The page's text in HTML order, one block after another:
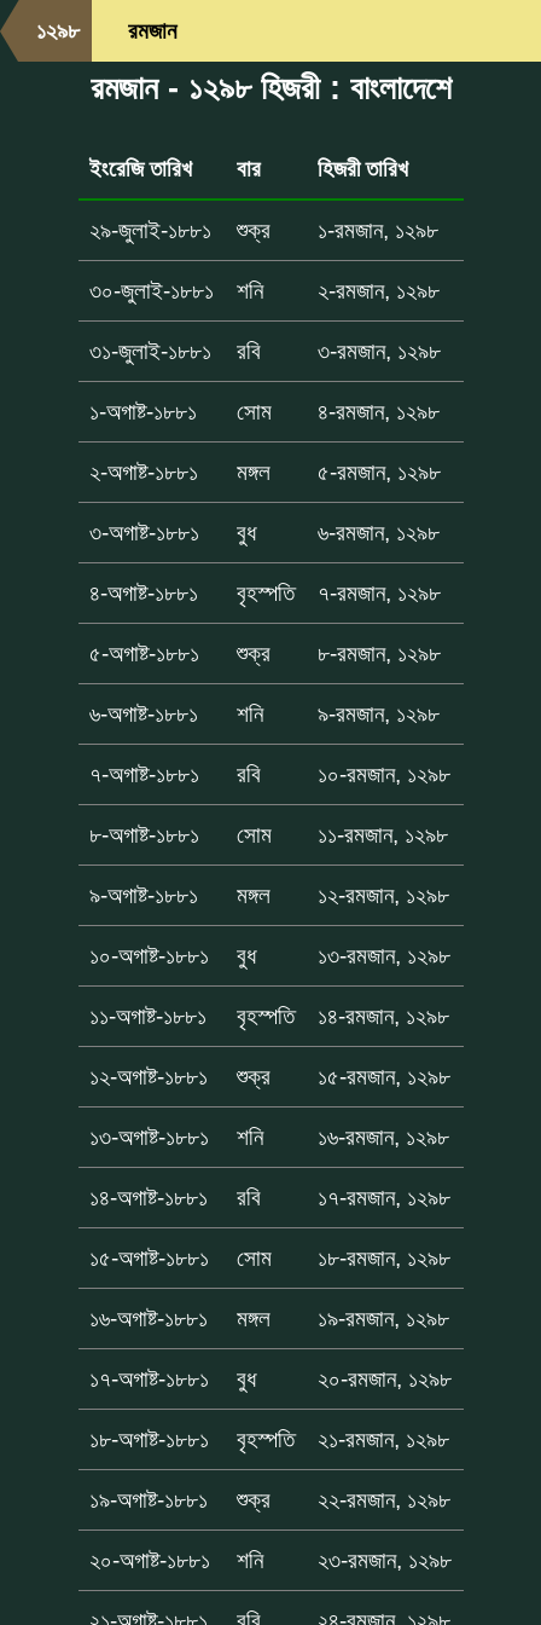
১২৯৮ রমজান
রমজান - ১২৯৮ হিজরী : বাংলাদেশে
ইংরেজি তারিখ বার হিজরী তারিখ
২৯-জুলাই-১৮৮১ শুক্র ১-রমজান, ১২৯৮
৩০-জুলাই-১৮৮১ শনি ২-রমজান, ১২৯৮
৩১-জুলাই-১৮৮১ রবি ৩-রমজান, ১২৯৮
১-অগাষ্ট-১৮৮১ সোম ৪-রমজান, ১২৯৮
২-অগাষ্ট-১৮৮১ মঙ্গল ৫-রমজান, ১২৯৮
৩-অগাষ্ট-১৮৮১ বুধ ৬-রমজান, ১২৯৮
৪-অগাষ্ট-১৮৮১ বৃহস্পতি ৭-রমজান, ১২৯৮
৫-অগাষ্ট-১৮৮১ শুক্র ৮-রমজান, ১২৯৮
৬-অগাষ্ট-১৮৮১ শনি ৯-রমজান, ১২৯৮
৭-অগাষ্ট-১৮৮১ রবি ১০-রমজান, ১২৯৮
৮-অগাষ্ট-১৮৮১ সোম ১১-রমজান, ১২৯৮
৯-অগাষ্ট-১৮৮১ মঙ্গল ১২-রমজান, ১২৯৮
১০-অগাষ্ট-১৮৮১ বুধ ১৩-রমজান, ১২৯৮
১১-অগাষ্ট-১৮৮১ বৃহস্পতি ১৪-রমজান, ১২৯৮
১২-অগাষ্ট-১৮৮১ শুক্র ১৫-রমজান, ১২৯৮
১৩-অগাষ্ট-১৮৮১ শনি ১৬-রমজান, ১২৯৮
১৪-অগাষ্ট-১৮৮১ রবি ১৭-রমজান, ১২৯৮
১৫-অগাষ্ট-১৮৮১ সোম ১৮-রমজান, ১২৯৮
১৬-অগাষ্ট-১৮৮১ মঙ্গল ১৯-রমজান, ১২৯৮
১৭-অগাষ্ট-১৮৮১ বুধ ২০-রমজান, ১২৯৮
১৮-অগাষ্ট-১৮৮১ বৃহস্পতি ২১-রমজান, ১২৯৮
১৯-অগাষ্ট-১৮৮১ শুক্র ২২-রমজান, ১২৯৮
২০-অগাষ্ট-১৮৮১ শনি ২৩-রমজান, ১২৯৮